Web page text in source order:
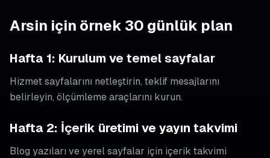
Arsin için örnek 30 günlük plan
Hafta 1: Kurulum ve temel sayfalar
Hizmet sayfalarını netleştirin, teklif mesajlarını
belirleyin, ölçümleme araçlarını kurun.
Hafta 2: İçerik üretimi ve yayın takvimi
Blog yazıları ve yerel sayfalar için içerik takvimi